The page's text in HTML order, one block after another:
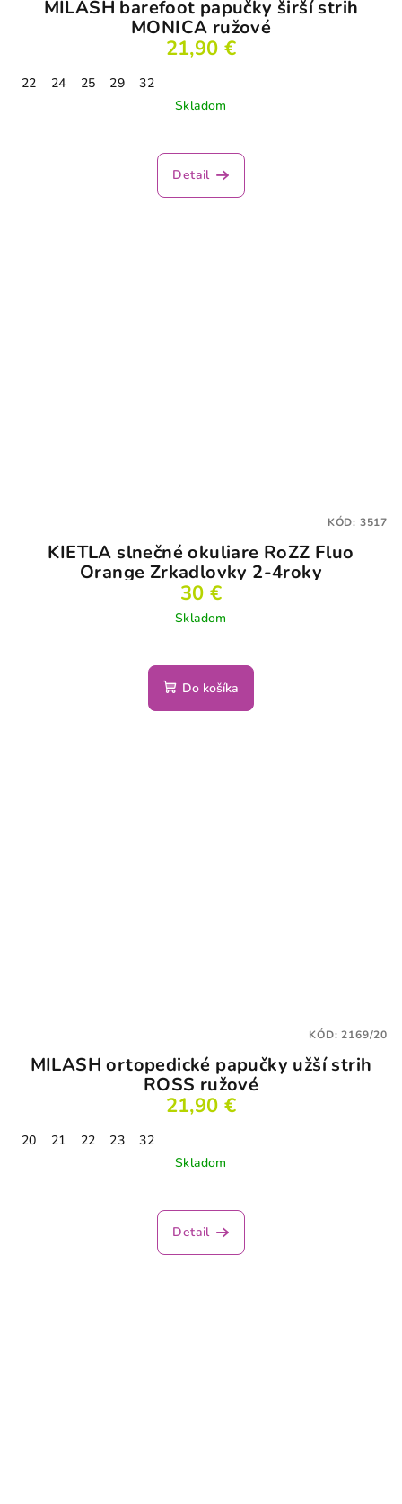
MILASH barefoot papučky širší strih
MONICA ružové
21,90 €
22 24 25 29
32
Skladom
Detail
KIETLA slnečné okuliare RoZZ Fluo
Orange Zrkadlovky 2-4roky
30 €
Skladom
Do košíka
KÓD: 3517
MILASH ortopedické papučky užší strih
ROSS ružové
21,90 €
20 21 22 23
32
Skladom
Detail
KÓD:2169/20